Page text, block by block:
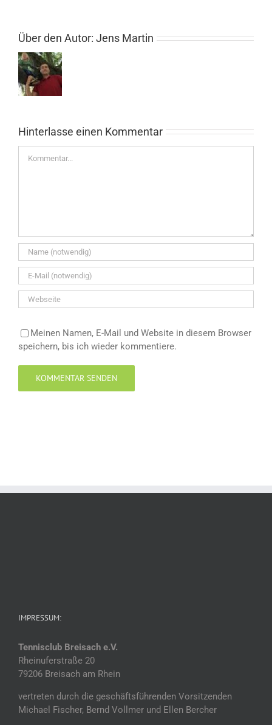
Über den Autor: Jens Martin
Hinterlasse einen Kommentar
Meinen Namen, E-Mail und Website in diesem Browser
speichern, bis ich wieder kommentiere.
IMPRESSUM:
Tennisclub Breisach e.V.
Rheinuferstraße 20
79206 Breisach am Rhein
vertreten durch die geschäftsführenden Vorsitzenden
Michael Fischer, Bernd Vollmer und Ellen Bercher